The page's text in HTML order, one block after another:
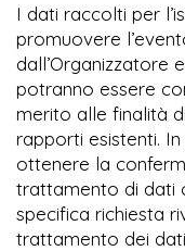
I dati raccolti per
promuovere
dall’Organizzatore
potranno essere
merito alle finalità
rapporti esistenti.
ottenere la
trattamento di dati
specifica richiesta
trattamento dei